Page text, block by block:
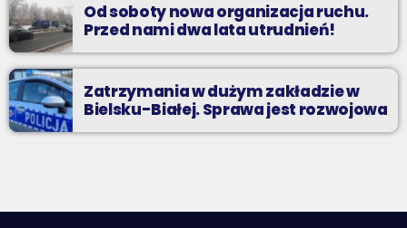
Od soboty nowa organizacja ruchu.
Przed nami dwa lata utrudnień!
Zatrzymania w dużym zakładzie w
Bielsku-Białej. Sprawa jest rozwojowa